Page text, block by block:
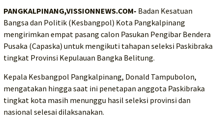
PANGKALPINANG,VISSIONNEWS.COM- Badan Kesatuan
Bangsa dan Politik (Kesbangpol) Kota Pangkalpinang
mengirimkan empat pasang calon Pasukan Pengibar Bendera
Pusaka (Capaska) untuk mengikuti tahapan seleksi Paskibraka
tingkat Provinsi Kepulauan Bangka Belitung.
Kepala Kesbangpol Pangkalpinang, Donald Tampubolon,
mengatakan hingga saat ini penetapan anggota Paskibraka
tingkat kota masih menunggu hasil seleksi provinsi dan
nasional selesai dilaksanakan.